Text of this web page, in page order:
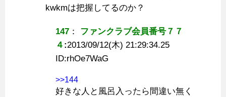
kwkmは把握してるのか？
147 ： ファンクラブ会員番号７７
４ :2013/09/12(木) 21:29:34.25
ID:rhOe7WaG
>>144
好きな人と風呂入ったら間違い無く